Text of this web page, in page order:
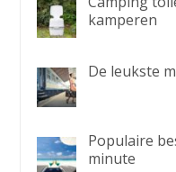
kamperen
De leukste
Populaire
minute